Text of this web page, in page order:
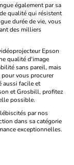
également par sa
qualité qui résistent
durée de vie, vous
des milliers
Epson
qualité d'image
sans pareil, mais
vous procurer
aussi facile et
et Grosbill, profitez
possible.
par nos
dans sa catégorie
exceptionnelles.